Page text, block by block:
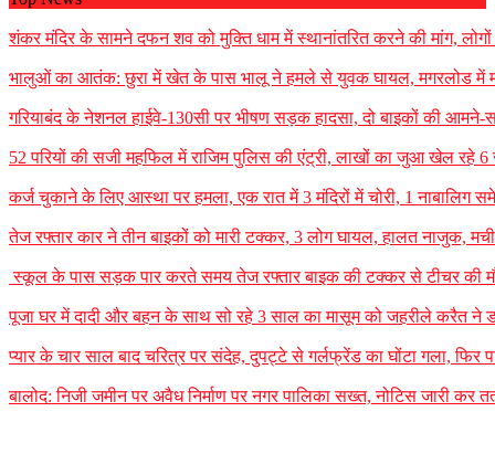
शंकर मंदिर के सामने दफन शव को मुक्ति धाम में स्थानांतरित करने की मांग,
भालुओं का आतंक: छुरा में खेत के पास भालू ने हमले से युवक घायल, मगरलोड में
गरियाबंद के नेशनल हाईवे-130सी पर भीषण सड़क हादसा, दो बाइकों की
52 परियों की सजी महफिल में राजिम पुलिस की एंट्री, लाखों का जुआ खेल रहे 6
कर्ज चुकाने के लिए आस्था पर हमला, एक रात में 3 मंदिरों में चोरी, 1 नाबालिग
तेज रफ्तार कार ने तीन बाइकों को मारी टक्कर, 3 लोग घायल, हालत नाजुक,
स्कूल के पास सड़क पार करते समय तेज रफ्तार बाइक की टक्कर से टीचर की
पूजा घर में दादी और बहन के साथ सो रहे 3 साल का मासूम को जहरीले करैत
प्यार के चार साल बाद चरित्र पर संदेह, दुपट्टे से गर्लफ्रेंड का घोंटा गला, फिर
बालोद: निजी जमीन पर अवैध निर्माण पर नगर पालिका सख्त, नोटिस जारी कर